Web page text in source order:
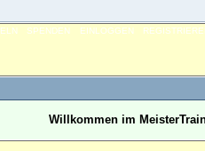
SPENDEN EINLOGGEN
Willkommen im